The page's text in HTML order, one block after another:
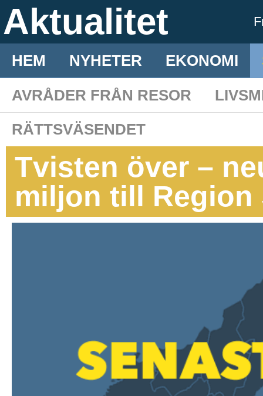
Aktualitet
HEM NYHETER EKONOMI
AVRÅDER FRÅN RESOR
RÄTTSVÄSENDET
Tvisten över –
miljon till